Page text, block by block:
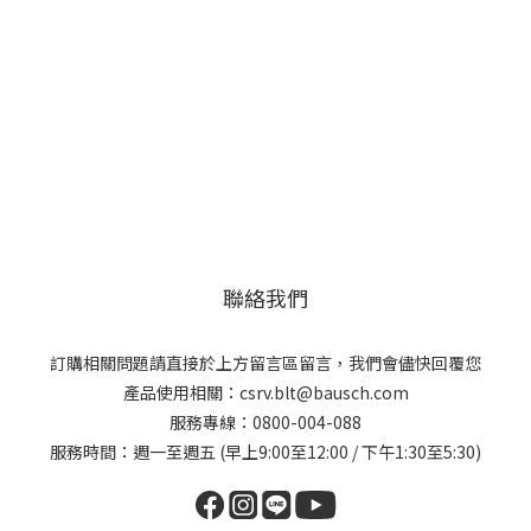
聯絡我們
訂購相關問題請直接於上方留言區留言，我們會儘快回覆您
產品使用相關：csrv.blt@bausch.com
服務專線：0800-004-088
服務時間：週一至週五 (早上9:00至12:00 / 下午1:30至5:30)